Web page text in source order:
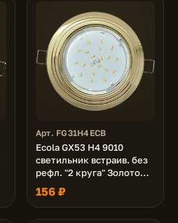
Арт. FG31H4ECB
Ecola GX53 H4 9010
светильник встраив. без
рефл. "2 круга" Золото
43x115 (к+)
156 ₽